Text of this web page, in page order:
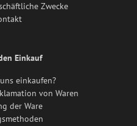
Zwecke
Einkauf
einkaufen?
von Waren
der Ware